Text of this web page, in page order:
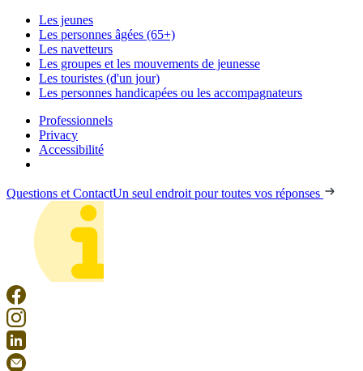
Les jeunes
Les personnes âgées (65+)
Les navetteurs
Les groupes et les mouvements de jeunesse
Les touristes (d'un jour)
Les personnes handicapées ou les accompagnateurs
Professionnels
Privacy
Accessibilité
Questions et ContactUn seul endroit pour toutes vos réponses